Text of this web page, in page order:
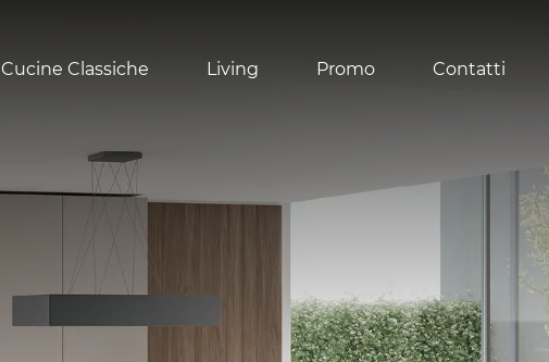
Cucine Classiche Living Promo Contatti